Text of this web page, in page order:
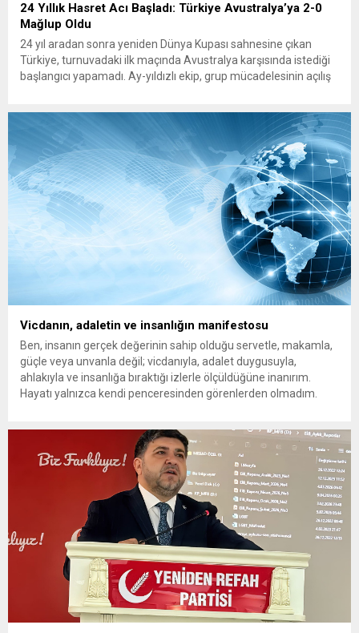
24 Yıllık Hasret Acı Başladı: Türkiye Avustralya’ya 2-0
Mağlup Oldu
24 yıl aradan sonra yeniden Dünya Kupası sahnesine çıkan
Türkiye, turnuvadaki ilk maçında Avustralya karşısında istediği
başlangıcı yapamadı. Ay-yıldızlı ekip, grup mücadelesinin açılış
itibaren iki takım da kontrollü bir oyun sergilerken, Avustralya
özellikle hızlı hücumlarla etkili olmaya...
Vicdanın, adaletin ve insanlığın manifestosu
Ben, insanın gerçek değerinin sahip olduğu servetle, makamla,
güçle veya unvanla değil; vicdanıyla, adalet duygusuyla,
ahlakıyla ve insanlığa bıraktığı izlerle ölçüldüğüne inanırım.
Hayatı yalnızca kendi penceresinden görenlerden olmadım.
gözyaşı da, bir annenin umudu...